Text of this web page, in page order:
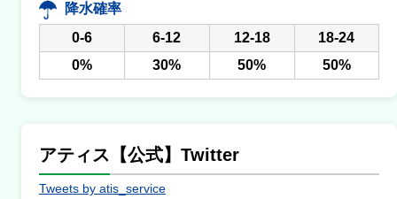
降水確率
0-6
6-12 12-18
18-24
0%
30% 50% 50%
アティス【公式】Twitter
Tweets by atis_service